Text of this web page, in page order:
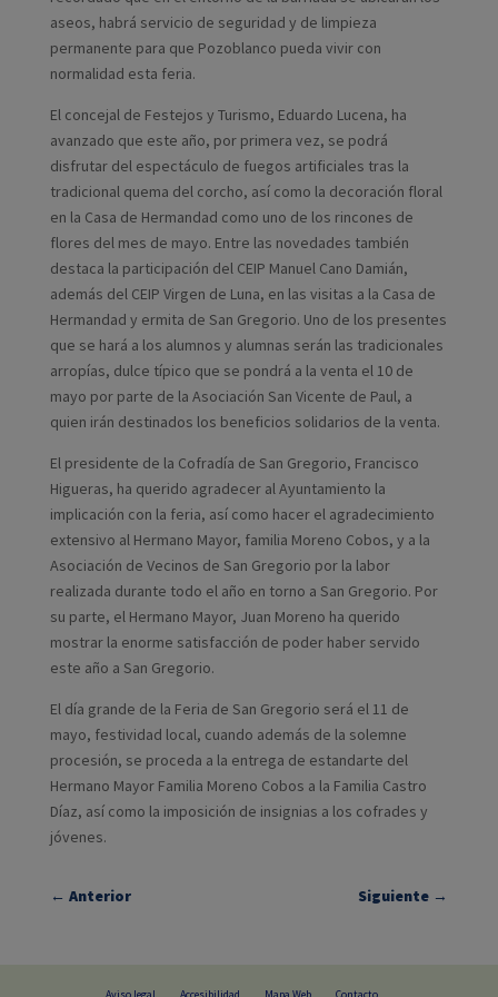
aseos, habrá servicio de seguridad y de limpieza
permanente para que Pozoblanco pueda vivir con
normalidad esta feria.
El concejal de Festejos y Turismo, Eduardo Lucena, ha
avanzado que este año, por primera vez, se podrá
disfrutar del espectáculo de fuegos artificiales tras la
tradicional quema del corcho, así como la decoración floral
en la Casa de Hermandad como uno de los rincones de
flores del mes de mayo. Entre las novedades también
destaca la participación del CEIP Manuel Cano Damián,
además del CEIP Virgen de Luna, en las visitas a la Casa de
Hermandad y ermita de San Gregorio. Uno de los presentes
que se hará a los alumnos y alumnas serán las tradicionales
arropías, dulce típico que se pondrá a la venta el 10 de
mayo por parte de la Asociación San Vicente de Paul, a
quien irán destinados los beneficios solidarios de la venta.
El presidente de la Cofradía de San Gregorio, Francisco
Higueras, ha querido agradecer al Ayuntamiento la
implicación con la feria, así como hacer el agradecimiento
extensivo al Hermano Mayor, familia Moreno Cobos, y a la
Asociación de Vecinos de San Gregorio por la labor
realizada durante todo el año en torno a San Gregorio. Por
su parte, el Hermano Mayor, Juan Moreno ha querido
mostrar la enorme satisfacción de poder haber servido
este año a San Gregorio.
El día grande de la Feria de San Gregorio será el 11 de
mayo, festividad local, cuando además de la solemne
procesión, se proceda a la entrega de estandarte del
Hermano Mayor Familia Moreno Cobos a la Familia Castro
Díaz, así como la imposición de insignias a los cofrades y
jóvenes.
← Anterior Siguiente →